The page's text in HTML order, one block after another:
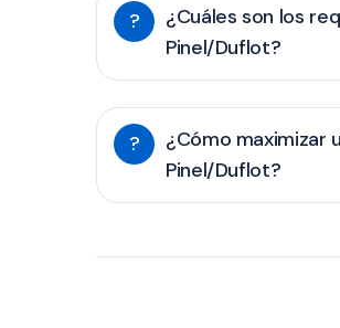
?
¿Cuáles son los
Pinel/Duflot?
?
¿Cómo maximizar
Pinel/Duflot?